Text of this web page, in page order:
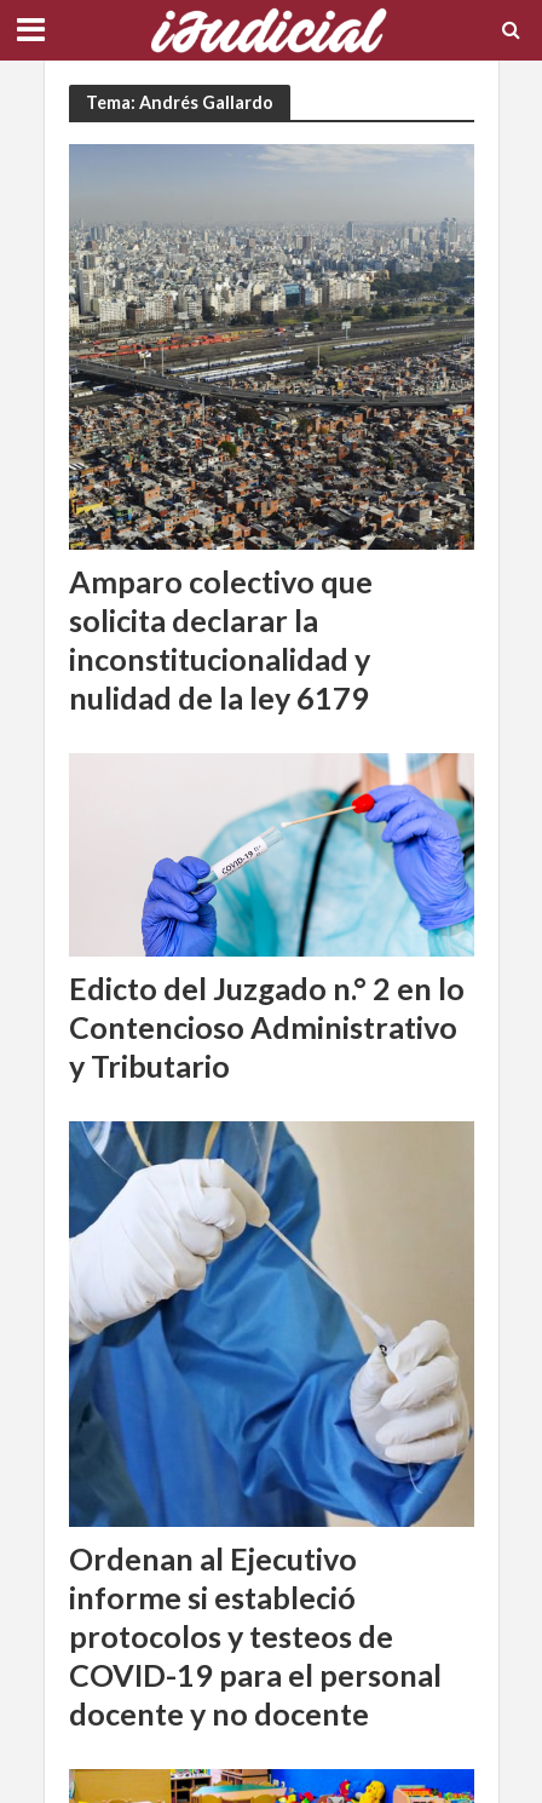
Tema: Andrés Gallardo
Amparo colectivo que
solicita declarar la
inconstitucionalidad y
nulidad de la ley 6179
Edicto del Juzgado n.° 2 en lo
Contencioso Administrativo
y Tributario
Ordenan al Ejecutivo
informe si estableció
protocolos y testeos de
COVID-19 para el personal
docente y no docente